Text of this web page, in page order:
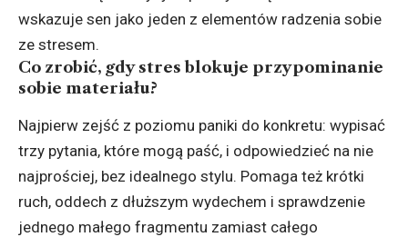
wskazuje sen jako jeden z elementów radzenia sobie
ze stresem.
Co zrobić, gdy stres blokuje przypominanie
sobie materiału?
Najpierw zejść z poziomu paniki do konkretu: wypisać
trzy pytania, które mogą paść, i odpowiedzieć na nie
najprościej, bez idealnego stylu. Pomaga też krótki
ruch, oddech z dłuższym wydechem i sprawdzenie
jednego małego fragmentu zamiast całego